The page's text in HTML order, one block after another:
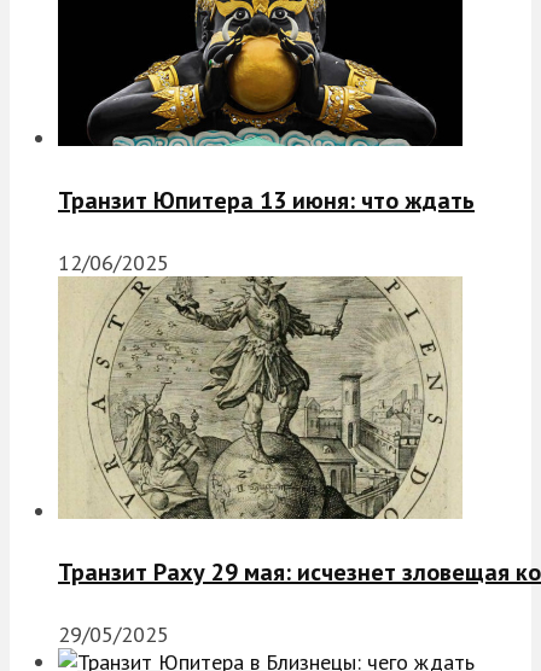
Транзит Юпитера 13 июня: что ждать
12/06/2025
Транзит Раху 29 мая: исчезнет зловещая
29/05/2025